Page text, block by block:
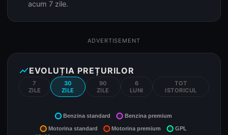
acum 7 zile.
ADVERTISEMENT
show_chartEVOLUȚIA PREȚURILOR
7
ZILE
30
ZILE
90
ZILE
6
LUNI
TOT
ISTORICUL